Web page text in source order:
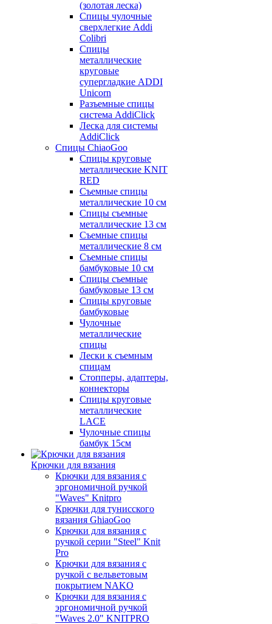
(золотая леска)
Спицы чулочные
сверхлегкие Addi
Colibri
Спицы
металлические
круговые
супергладкие ADDI
Unicorn
Разъемные спицы
система AddiClick
Леска для системы
AddiClick
Спицы ChiaoGoo
Спицы круговые
металлические KNIT
RED
Съемные спицы
металлические 10 см
Спицы съемные
металлические 13 см
Съемные спицы
металлические 8 см
Съемные спицы
бамбуковые 10 см
Спицы съемные
бамбуковые 13 см
Спицы круговые
бамбуковые
Чулочные
металлические
спицы
Лески к съемным
спицам
Стопперы, адаптеры,
коннекторы
Спицы круговые
металлические
LACE
Чулочные спицы
бамбук 15см
Крючки для вязания
Крючки для вязания с
эргономичной ручкой
"Waves" Knitpro
Крючки для тунисского
вязания GhiaoGoo
Крючки для вязания с
ручкой серии "Steel" Knit
Pro
Крючки для вязания с
ручкой с вельветовым
покрытием NAKO
Крючки для вязания с
эргономичной ручкой
"Waves 2.0" KNITPRO